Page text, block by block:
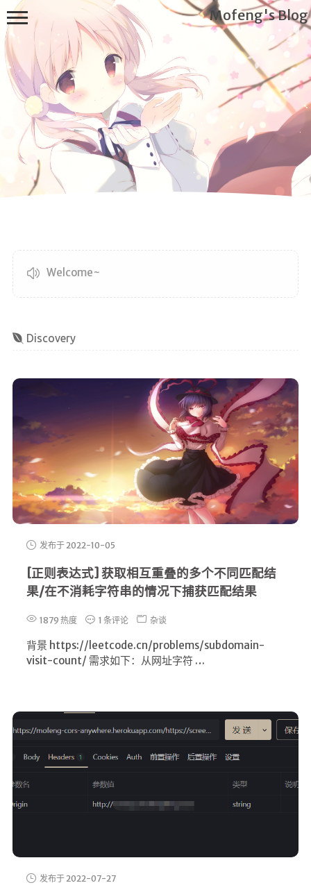
Welcome~
Discovery
发布于 2022-10-05
[正则表达式] 获取相互重叠的多个不同匹配结
果/在不消耗字符串的情况下捕获匹配结果
1879 热度 1 条评论 杂谈
背景 https://leetcode.cn/problems/subdomain-
visit-count/ 需求如下：从网址字符 …
发布于 2022-07-27
Mofeng's Blog
ABOUT
归档馆